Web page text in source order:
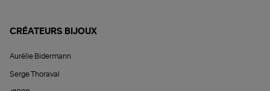
CRÉATEURS BIJOUX
Aurélie Bidermann
Serge Thoraval